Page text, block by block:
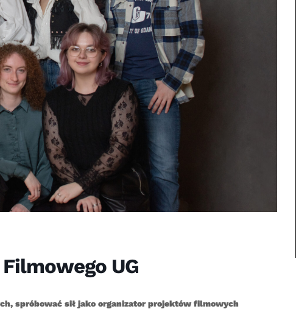
UG
spróbować sił jako organizator projektów filmowych